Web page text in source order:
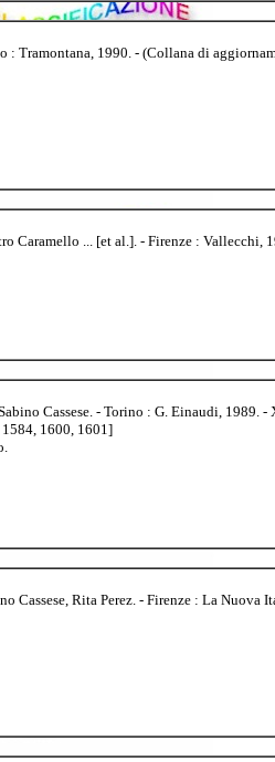
: Tramontana, 1990. - (Collana di
Caramello ... [et al.]. - Firenze : Vallecchi,
Cassese. - Torino : G. Einaudi,
1600, 1601]
Rita Perez. - Firenze : La Nuova